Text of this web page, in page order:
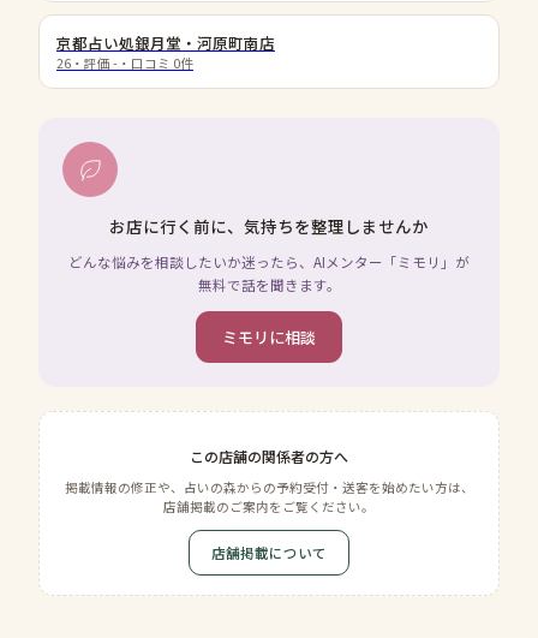
京都占い処銀月堂・河原町南店
26 ・評価 - ・口コミ 0件
お店に行く前に、気持ちを整理しませんか
どんな悩みを相談したいか迷ったら、AIメンター「ミモリ」が
無料で話を聞きます。
ミモリに相談
この店舗の関係者の方へ
掲載情報の修正や、占いの森からの予約受付・送客を始めたい方は、
店舗掲載のご案内をご覧ください。
店舗掲載について